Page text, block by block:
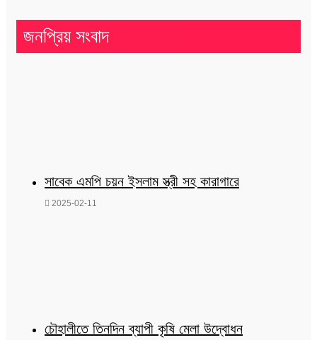
জনপ্রিয় সংবাদ
সাবেক এমপি চয়ন ইসলাম স্ত্রী সহ কারাগারে
2025-02-11
চৌহালীতে তিনদিন ব্যাপী কৃষি মেলা উদ্বোধন